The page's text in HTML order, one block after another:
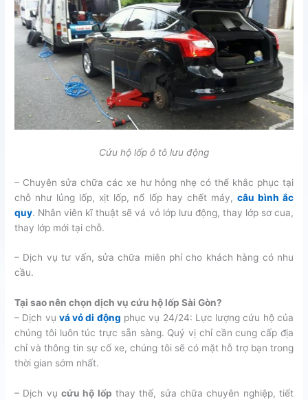
Cứu hộ lốp ô tô lưu động
– Chuyên sửa chữa các xe hư hỏng nhẹ có thể khắc phục tại
chỗ như lủng lốp, xịt lốp, nổ lốp hay chết máy, câu bình ắc
quy. Nhân viên kĩ thuật sẽ vá vỏ lớp lưu động, thay lớp sơ cua,
thay lớp mới tại chỗ.
– Dịch vụ tư vấn, sửa chữa miên phí cho khách hàng có nhu
cầu.
Tại sao nên chọn dịch vụ cứu hộ lốp Sài Gòn?
– Dịch vụ vá vỏ di động phục vụ 24/24: Lực lượng cứu hộ của
chúng tôi luôn túc trực sẵn sàng. Quý vị chỉ cần cung cấp địa
chỉ và thông tin sự cố xe, chúng tôi sẽ có mặt hỗ trợ bạn trong
thời gian sớm nhất.
– Dịch vụcứu hộ lốp thay thế, sửa chữa chuyên nghiệp, tiết